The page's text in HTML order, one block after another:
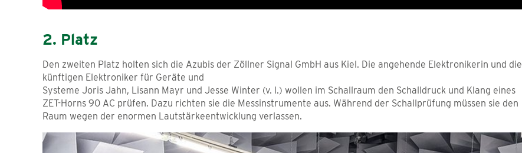
2. Platz
Den zweiten Platz holten sich die Azubis der Zöllner Signal GmbH aus Kiel. Die angehende Elektronikerin und die
künftigen Elektroniker für Geräte und
Systeme Joris Jahn, Lisann Mayr und Jesse Winter (v. l.) wollen im Schallraum den Schalldruck und Klang eines
ZET-Horns 90 AC prüfen. Dazu richten sie die Messinstrumente aus. Während der Schallprüfung müssen sie den
Raum wegen der enormen Lautstärkeentwicklung verlassen.